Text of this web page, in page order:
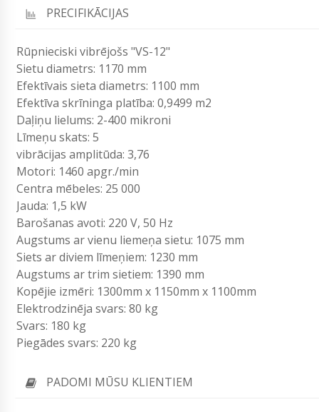
PRECIFIKĀCIJAS
Rūpnieciski vibrējošs "VS-12"
Sietu diametrs: 1170 mm
Efektīvais sieta diametrs: 1100 mm
Efektīva skrīninga platība: 0,9499 m2
Daļiņu lielums: 2-400 mikroni
Līmeņu skats: 5
vibrācijas amplitūda: 3,76
Motori: 1460 apgr./min
Centra mēbeles: 25 000
Jauda: 1,5 kW
Barošanas avoti: 220 V, 50 Hz
Augstums ar vienu liemeņa sietu: 1075 mm
Siets ar diviem līmeņiem: 1230 mm
Augstums ar trim sietiem: 1390 mm
Kopējie izmēri: 1300mm x 1150mm x 1100mm
Elektrodzinēja svars: 80 kg
Svars: 180 kg
Piegādes svars: 220 kg
PADOMI MŪSU KLIENTIEM